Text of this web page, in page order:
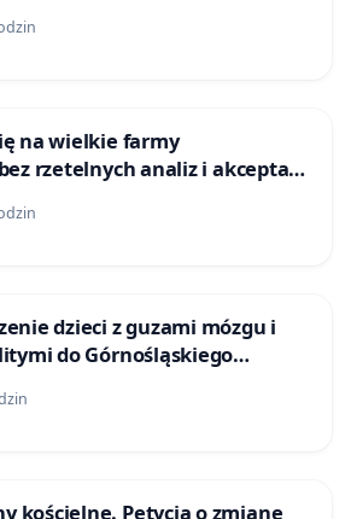
na wielkie farmy
rzetelnych analiz i akceptacji
dzieci z guzami mózgu i
do Górnośląskiego
Dziecka w Katowicach
kościelne. Petycja o zmianę